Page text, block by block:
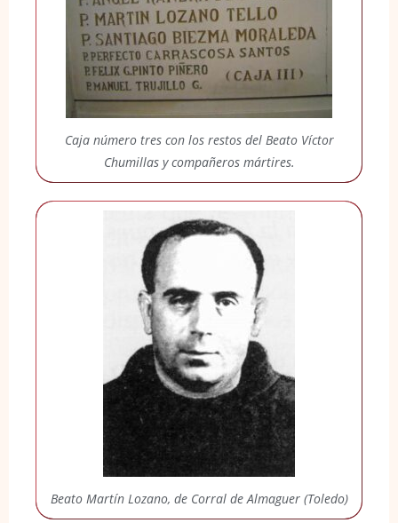
Caja número tres con los restos del Beato Víctor
Chumillas y compañeros mártires.
Beato Martín Lozano, de Corral de Almaguer (Toledo)